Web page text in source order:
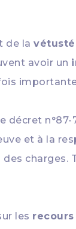
de lavétusté
avoir un
décret
et à la
charges.
les